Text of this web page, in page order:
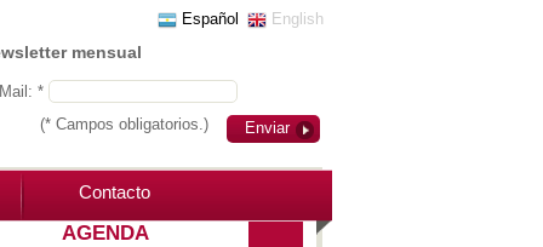
Español English
mensual
*
Enviar
(* Campos obligatorios.)
Contacto
AGENDA